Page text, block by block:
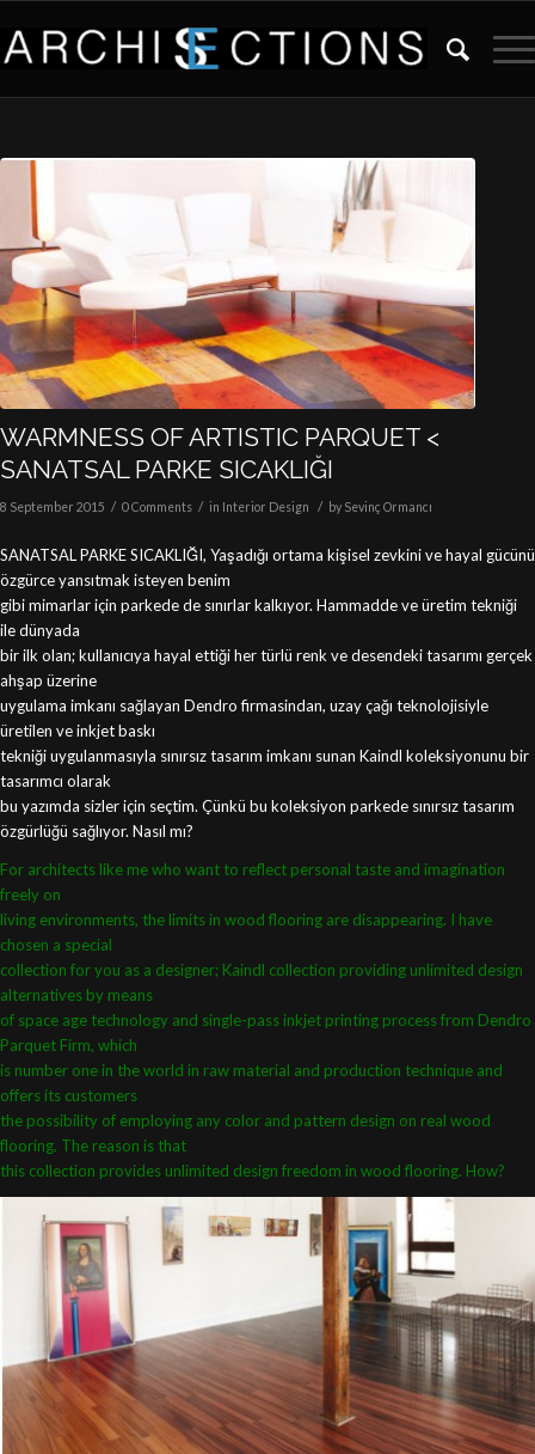
WARMNESS OF ARTISTIC PARQUET <
SANATSAL PARKE SICAKLIĞI
8 September 2015 / 0 Comments / in Interior Design / by Sevinç Ormancı
SANATSAL PARKE SICAKLIĞI, Yaşadığı ortama kişisel zevkini ve hayal gücünü
özgürce yansıtmak isteyen benim
gibi mimarlar için parkede de sınırlar kalkıyor. Hammadde ve üretim tekniği
ile dünyada
bir ilk olan; kullanıcıya hayal ettiği her türlü renk ve desendeki tasarımı gerçek
ahşap üzerine
uygulama imkanı sağlayan Dendro firmasindan, uzay çağı teknolojisiyle
üretilen ve inkjet baskı
tekniği uygulanmasıyla sınırsız tasarım imkanı sunan Kaindl koleksiyonunu bir
tasarımcı olarak
bu yazımda sizler için seçtim. Çünkü bu koleksiyon parkede sınırsız tasarım
özgürlüğü sağlıyor. Nasıl mı?
For architects like me who want to reflect personal taste and imagination
freely on
living environments, the limits in wood flooring are disappearing. I have
chosen a special
collection for you as a designer; Kaindl collection providing unlimited design
alternatives by means
of space age technology and single-pass inkjet printing process from Dendro
Parquet Firm, which
is number one in the world in raw material and production technique and
offers its customers
the possibility of employing any color and pattern design on real wood
flooring. The reason is that
this collection provides unlimited design freedom in wood flooring. How?